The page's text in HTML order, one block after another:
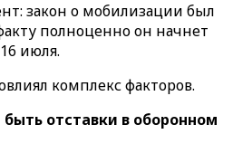
закон о мобилизации был
полноценно он начнет
июля.
комплекс факторов.
отставки в оборонном